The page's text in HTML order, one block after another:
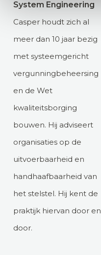
System Engineering
Casper houdt zich al
meer dan 10 jaar bezig
met systeemgericht
vergunningbeheersing
en de Wet
kwaliteitsborging
bouwen. Hij adviseert
organisaties op de
uitvoerbaarheid en
handhaafbaarheid van
het stelstel. Hij kent de
praktijk hiervan door en
door.